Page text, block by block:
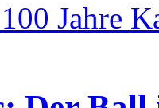
100 Jahre